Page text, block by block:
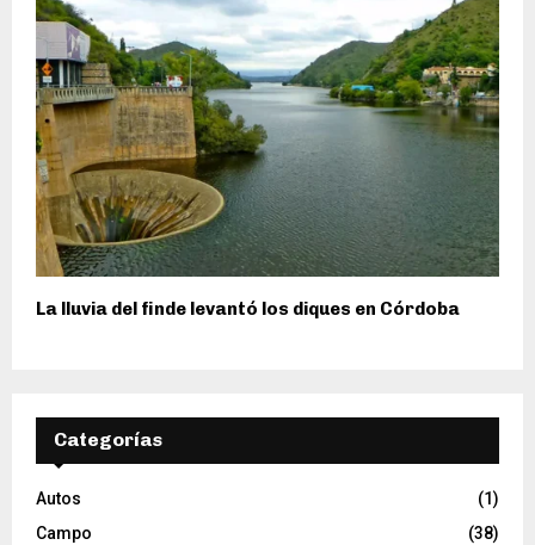
La lluvia del finde levantó los diques en Córdoba
Categorías
Autos
(1)
Campo
(38)